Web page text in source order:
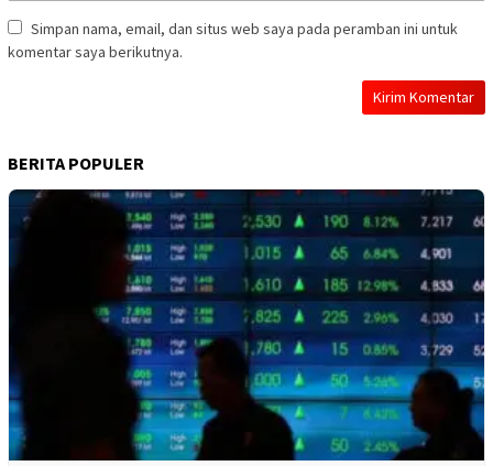
Simpan nama, email, dan situs web saya pada peramban ini untuk
komentar saya berikutnya.
BERITA POPULER